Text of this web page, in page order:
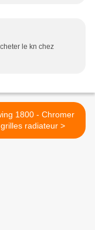
le kn chez
1800 - Chromer
les grilles radiateur >